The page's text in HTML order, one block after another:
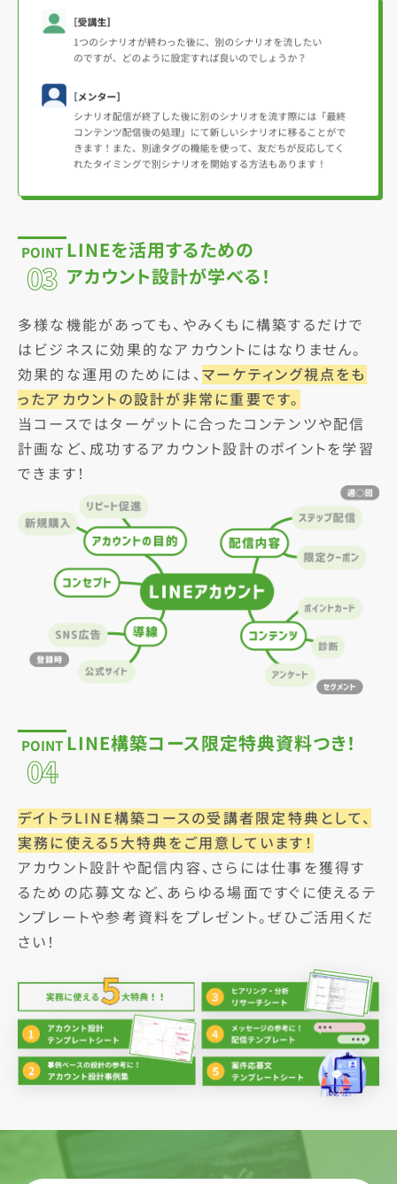
POINT
03
LINEを活用するための
アカウント設計が学べる！
多様な機能があっても、やみくもに構築するだけで
はビジネスに効果的なアカウントにはなりません。
効果的な運用のためには、 マーケティング視点をも
ったアカウントの設計が非常に重要です。
当コースではターゲットに合ったコンテンツや配信
計画など、成功するアカウント設計のポイントを学習
できます！
POINT
04
LINE構築コース限定特典資料つき！
デイトラLINE構築コースの受講者限定特典として、
実務に使える5大特典をご用意しています！
アカウント設計や配信内容、さらには仕事を獲得す
るための応募文など、あらゆる場面ですぐに使えるテ
ンプレートや参考資料をプレゼント。ぜひご活用くだ
さい！